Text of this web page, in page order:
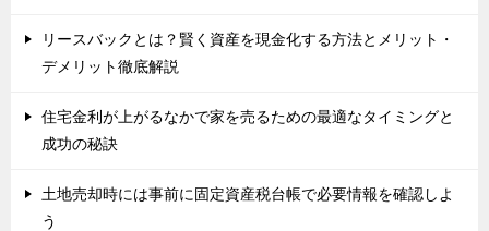
リースバックとは？賢く資産を現金化する方法とメリット・
デメリット徹底解説
住宅金利が上がるなかで家を売るための最適なタイミングと
成功の秘訣
土地売却時には事前に固定資産税台帳で必要情報を確認しよ
う